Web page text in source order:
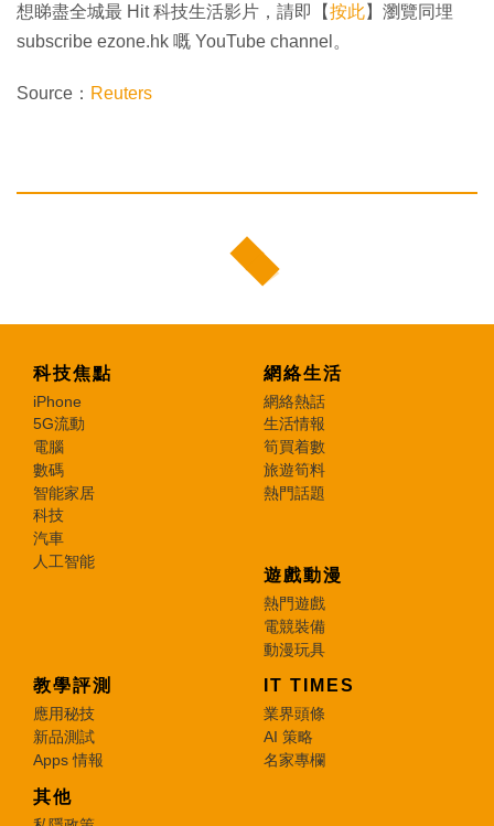
想睇盡全城最 Hit 科技生活影片，請即【按此】瀏覽同埋
subscribe ezone.hk 嘅 YouTube channel。
Source： Reuters
科技焦點
iPhone
5G流動
電腦
數碼
智能家居
科技
汽車
人工智能
網絡生活
網絡熱話
生活情報
筍買着數
旅遊筍料
熱門話題
遊戲動漫
熱門遊戲
電競裝備
動漫玩具
教學評測
應用秘技
新品測試
Apps 情報
IT TIMES
業界頭條
AI 策略
名家專欄
其他